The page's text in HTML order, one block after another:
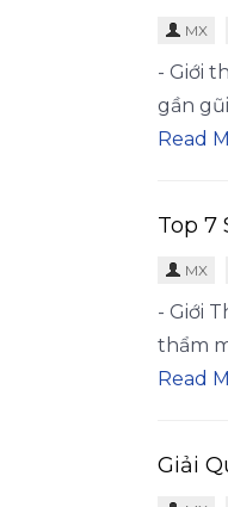
MX
- Giới
gần
Read
Top 7
MX
- Giới
thẩm
Read
Giải